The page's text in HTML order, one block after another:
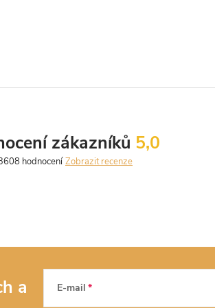
5,0
zákazníků
Zobrazit recenze
a
E-mail